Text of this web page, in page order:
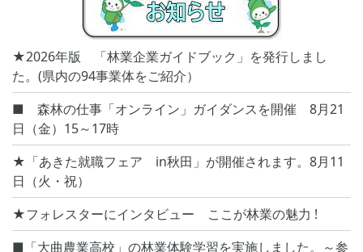
★2026年版 「林業企業ガイドブック」を発行しまし
た。(県内の94事業体をご紹介）
■ 森林の仕事「オンライン」ガイダンスを開催 8月21
日（金）15～17時
★「あきた就職フェア in秋田」が開催されます。8月11
日（火・祝）
★フォレスターにインタビュー ここが林業の魅力 !
■「大曲農業高校」の林業体験学習を実施しました。～参